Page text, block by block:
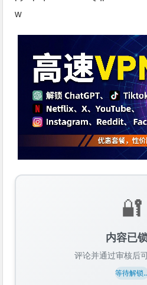
w
🔐
内容已
评论并通过审核后
等待解锁